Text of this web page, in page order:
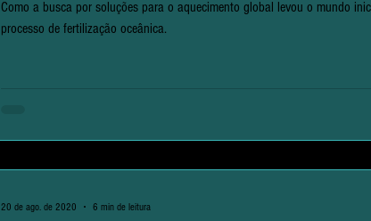
Como a busca por soluções para o aquecimento global levou o mundo
processo de fertilização oceânica.
20 de ago. de 2020 6 min de leitura